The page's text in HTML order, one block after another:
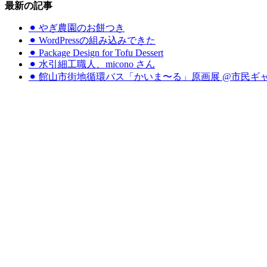
最新の記事
⚫︎ やぎ農園のお餅つき
⚫︎ WordPressの組み込みできた
⚫︎ Package Design for Tofu Dessert
⚫︎ 水引細工職人、micono さん
⚫︎ 館山市街地循環バス「かいま〜る」原画展 @市民ギ